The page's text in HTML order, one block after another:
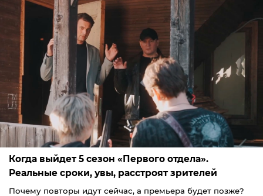
Когда выйдет 5 сезон «Первого отдела».
Реальные сроки, увы, расстроят зрителей
Почему повторы идут сейчас, а премьера будет позже?